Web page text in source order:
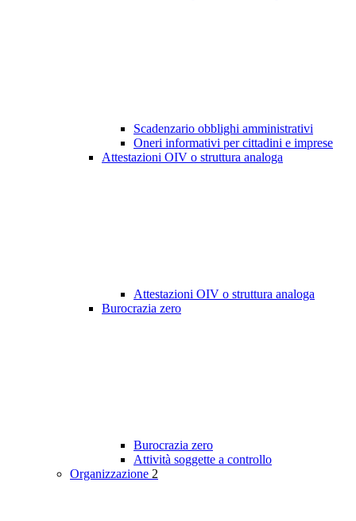
Scadenzario obblighi amministrativi
Oneri informativi per cittadini e imprese
Attestazioni OIV o struttura analoga
Attestazioni OIV o struttura analoga
Burocrazia zero
Burocrazia zero
Attività soggette a controllo
Organizzazione 2